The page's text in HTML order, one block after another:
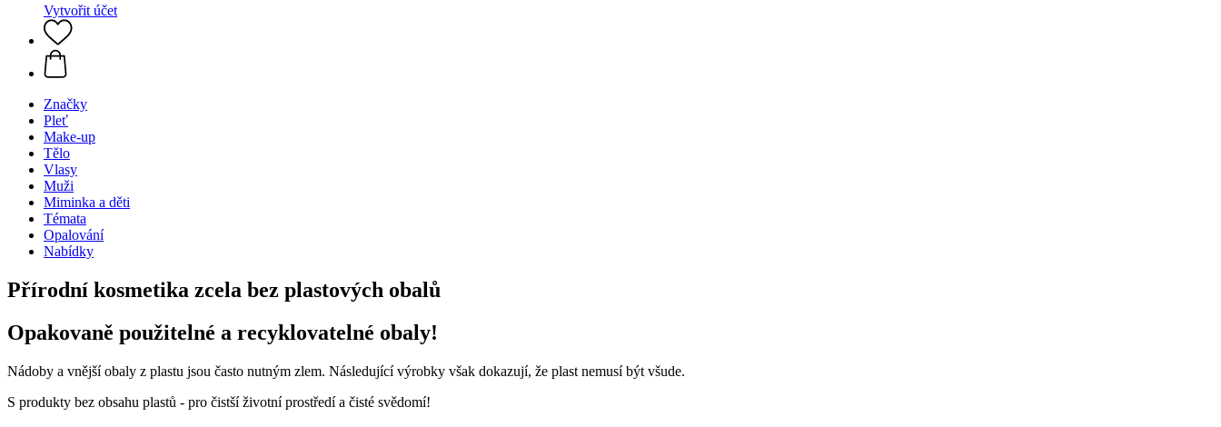
Vytvořit účet
Značky
Pleť
Make-up
Tělo
Vlasy
Muži
Miminka a děti
Témata
Opalování
Nabídky
Přírodní kosmetika zcela bez plastových obalů
Opakovaně použitelné a recyklovatelné obaly!
Nádoby a vnější obaly z plastu jsou často nutným zlem. Následující výrobky však dokazují, že plast nemusí být všude.
S produkty bez obsahu plastů - pro čistší životní prostředí a čisté svědomí!